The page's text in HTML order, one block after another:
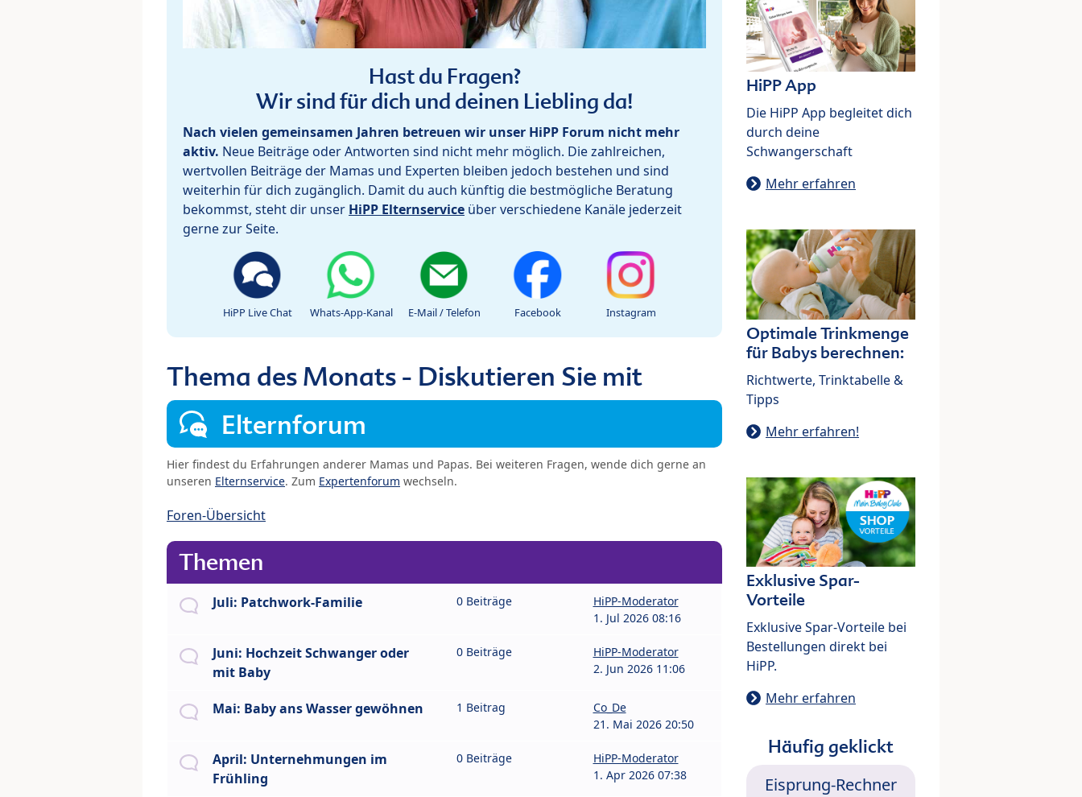
Hast du Fragen?
Wir sind für dich und deinen Liebling da!
Nach vielen gemeinsamen Jahren betreuen wir unser HiPP Forum nicht mehr
aktiv. Neue Beiträge oder Antworten sind nicht mehr möglich. Die zahlreichen,
wertvollen Beiträge der Mamas und Experten bleiben jedoch bestehen und sind
weiterhin für dich zugänglich. Damit du auch künftig die bestmögliche Beratung
bekommst, steht dir unser HiPP Elternservice über verschiedene Kanäle jederzeit
gerne zur Seite.
HiPP Live Chat Whats-App-Kanal E-Mail / Telefon Facebook Instagram
Thema des Monats - Diskutieren Sie mit
Elternforum
Hier findest du Erfahrungen anderer Mamas und Papas. Bei weiteren Fragen, wende dich gerne an
unseren Elternservice. Zum Expertenforum wechseln.
Foren-Übersicht
Themen
Juli: Patchwork-Familie 0 Beiträge
HiPP-Moderator
1. Jul 2026 08:16
Juni: Hochzeit Schwanger oder
mit Baby
0 Beiträge
HiPP-Moderator
2. Jun 2026 11:06
Mai: Baby ans Wasser gewöhnen 1 Beitrag
Co_De
21. Mai 2026 20:50
April: Unternehmungen im
Frühling
0 Beiträge
HiPP-Moderator
1. Apr 2026 07:38
HiPP App
Die HiPP App begleitet dich
durch deine
Schwangerschaft
Mehr erfahren
Optimale Trinkmenge
für Babys berechnen:
Richtwerte, Trinktabelle &
Tipps
Mehr erfahren!
Exklusive Spar-
Vorteile
Exklusive Spar-Vorteile bei
Bestellungen direkt bei
HiPP.
Mehr erfahren
Häufig geklickt
Eisprung-Rechner